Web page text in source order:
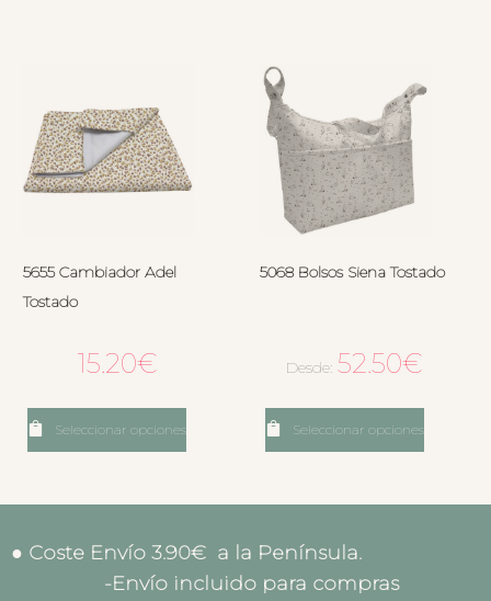
5655 Cambiador Adel
Tostado
15.20€
Seleccionar opciones
5068 Bolsos Siena Tostado
Desde:52.50€
Seleccionar opciones
● Coste Envío 3.90€ a la Península.
-Envío incluido para compras